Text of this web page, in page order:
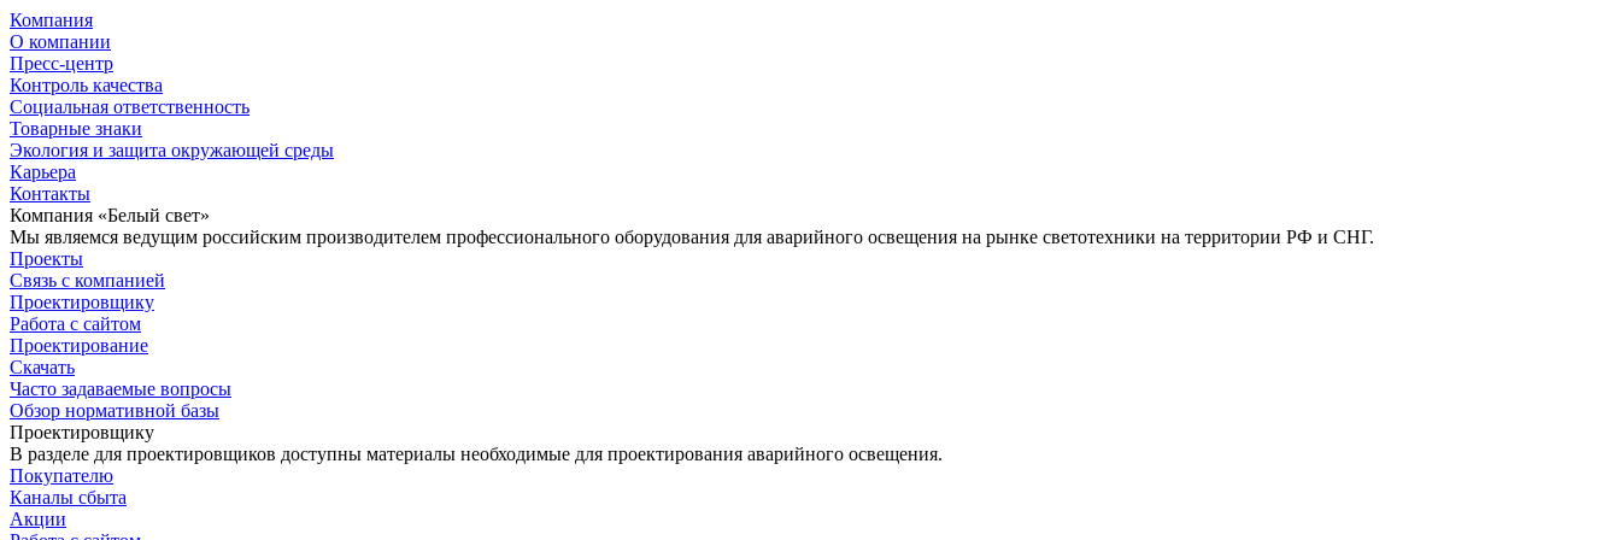
Компания
О компании
Пресс-центр
Контроль качества
Социальная ответственность
Товарные знаки
Экология и защита окружающей среды
Карьера
Контакты
Компания «Белый свет»
Мы являемся ведущим российским производителем профессионального оборудования для аварийного освещения на рынке светотехники на территории РФ и СНГ.
Проекты
Связь с компанией
Проектировщику
Работа с сайтом
Проектирование
Скачать
Часто задаваемые вопросы
Обзор нормативной базы
Проектировщику
В разделе для проектировщиков доступны материалы необходимые для проектирования аварийного освещения.
Покупателю
Каналы сбыта
Акции